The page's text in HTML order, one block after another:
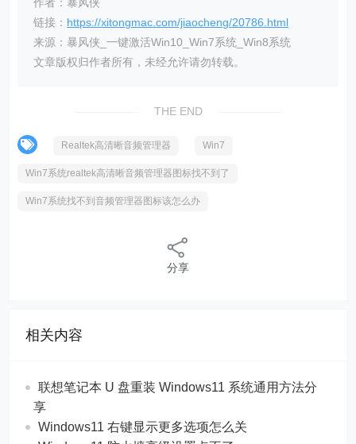
链接： https://xitongmac.com/jiaocheng/20786.html
来源：暴风侠_一键激活Win10_Win7系统_Win8系统
文章版权归作者所有，未经允许请勿转载。
THE END
Realtek高清晰音频管理器 Win7
Win7系统realtek高清晰音频管理器图标找不到了
Win7系统找不到音频管理器图标该怎么办
分享
相关内容
联想笔记本 U 盘重装 Windows11 系统通用方法分
享
Windows11 右键显示更多选项怎么关